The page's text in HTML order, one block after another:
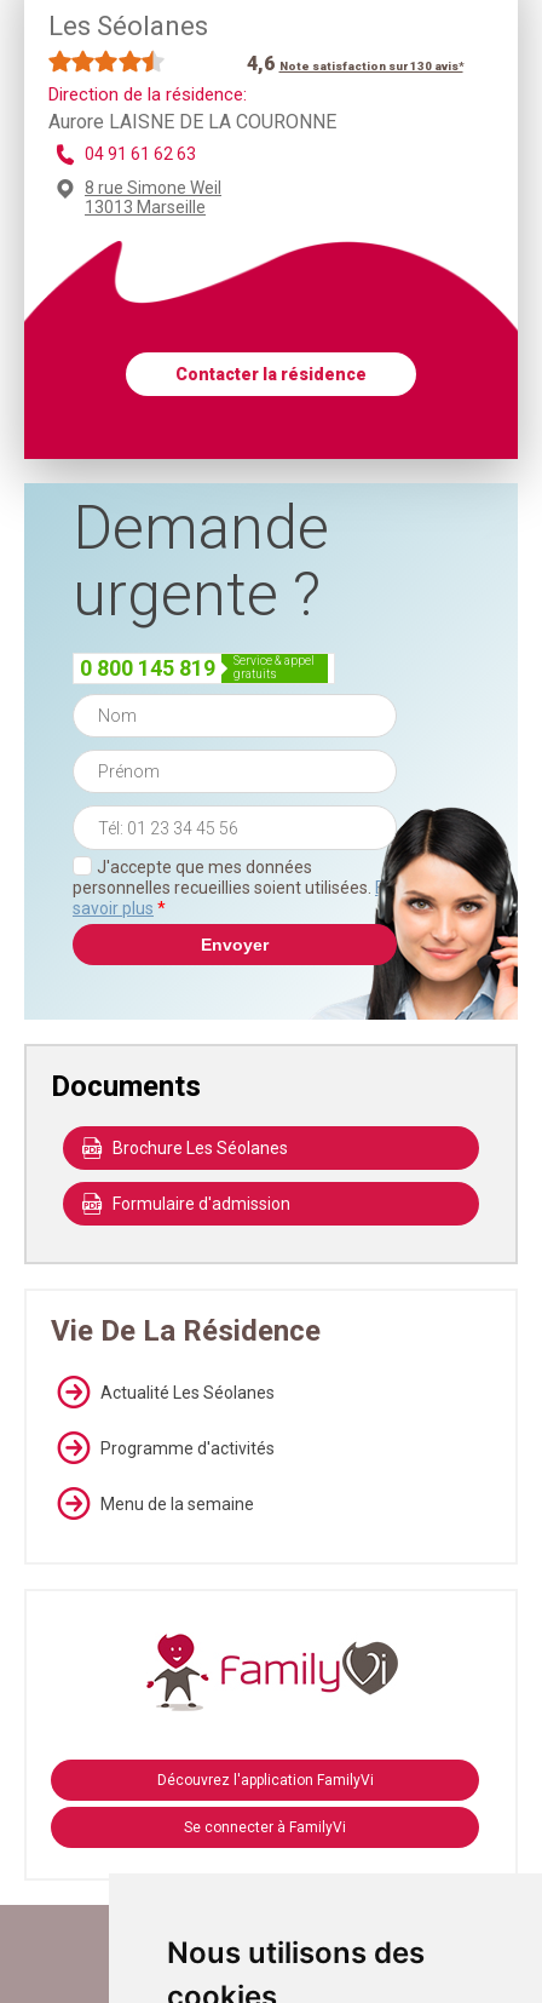
Nous utilisons des
Les Séolanes
4,6 Note satisfaction sur 130 avis*
Direction de la résidence:
Aurore LAISNE DE LA COURONNE
04 91 61 62 63
8 rue Simone Weil
13013 Marseille
Contacter la résidence
Demande
urgente ?
0 800 145 819
service & appel
gratuits
J'accepte que mes données
personnelles recueillies soient utilisées. En
savoir plus *
Documents
Brochure Les Séolanes
Formulaire d'admission
Vie De La Résidence
Actualité Les Séolanes
Programme d'activités
Menu de la semaine
Découvrez l'application FamilyVi
Se connecter à FamilyVi